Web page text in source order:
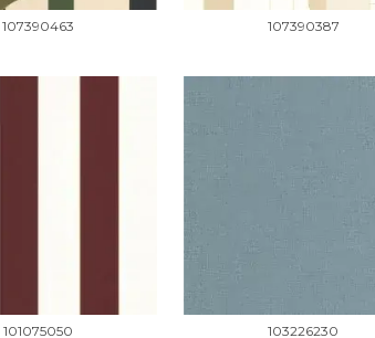
107390463 107390387
101075050 103226230